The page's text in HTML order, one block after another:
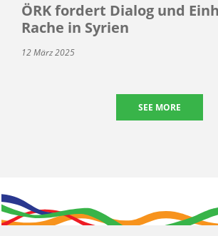
ÖRK fordert Dialog und
Rache in Syrien
12 März 2025
SEE MORE